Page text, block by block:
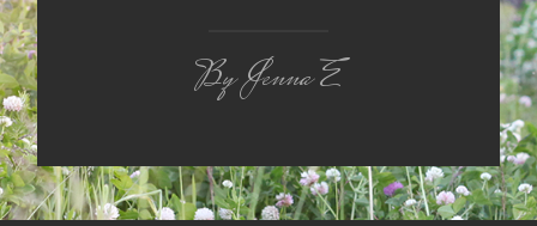
By Jenna E